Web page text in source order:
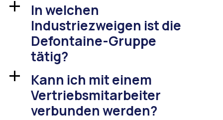
a
In welchen
Industriezweigen ist die
Defontaine-Gruppe
tätig?
a
Kann ich mit einem
Vertriebsmitarbeiter
verbunden werden?